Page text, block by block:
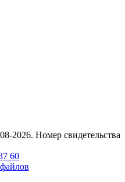
2026. Номер свидетельства
60